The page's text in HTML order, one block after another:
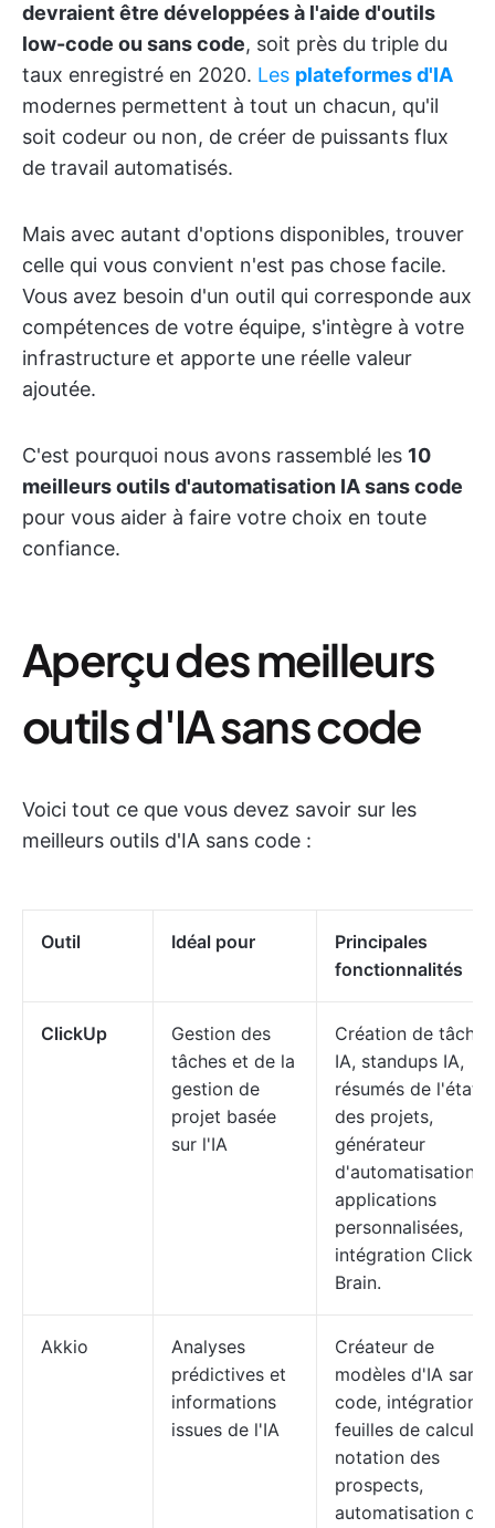
devraient être développées à l'aide d'outils
low-code ou sans code, soit près du triple du
taux enregistré en 2020. Les plateformes d'IA
modernes permettent à tout un chacun, qu'il
soit codeur ou non, de créer de puissants flux
de travail automatisés.
Mais avec autant d'options disponibles, trouver
celle qui vous convient n'est pas chose facile.
Vous avez besoin d'un outil qui corresponde aux
compétences de votre équipe, s'intègre à votre
infrastructure et apporte une réelle valeur
ajoutée.
C'est pourquoi nous avons rassemblé les 10
meilleurs outils d'automatisation IA sans code
pour vous aider à faire votre choix en toute
confiance.
Aperçu des meilleurs
outils d'IA sans code
Voici tout ce que vous devez savoir sur les
meilleurs outils d'IA sans code :
Outil Idéal pour
Principales
fonctionnalités
ClickUp
Gestion des
tâches et de la
gestion de
projet basée
sur l'IA
Création de tâches
IA, standups IA,
résumés de l'état
des projets,
générateur
d'automatisation,
applications
personnalisées,
intégration
Brain.
Akkio
Analyses
prédictives et
informations
issues de l'IA
Créateur de
modèles d'IA sans
code, intégration
feuilles de calcul,
notation des
prospects,
automatisation des